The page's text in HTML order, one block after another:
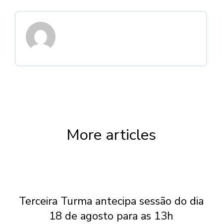
More articles
Terceira Turma antecipa sessão do dia
18 de agosto para as 13h